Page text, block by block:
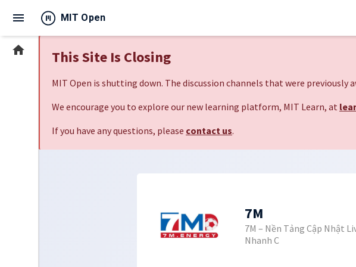
menu MIT Open
home
This Site Is Closing
MIT Open is shutting down. The discussion channels that were previously
We encourage you to explore our new learning platform, MIT Learn, at
If you have any questions, please contact us.
7M
7M – Nền Tảng Cập Nhật
Nhanh C